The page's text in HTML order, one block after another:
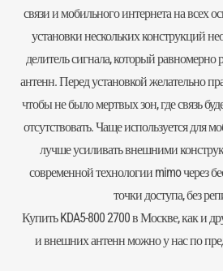
связи и мобильного интернета на всех
установки нескольких конструкций
делитель сигнала, который равномерно
антенн. Перед установкой желательно
чтобы не было мертвых зон, где связь
отсутствовать. Чаще используется для
лучше усиливать внешними
современной технологии mimo через
точки доступа, без
Купить KDA5-800 2700 в Москве, как и
и внешних антенн можно у нас по